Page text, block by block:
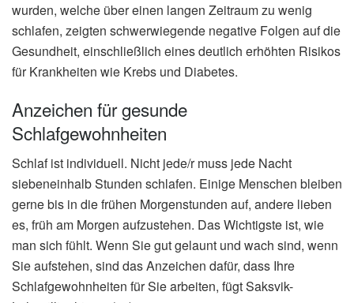
wurden, welche über einen langen Zeitraum zu wenig
schlafen, zeigten schwerwiegende negative Folgen auf die
Gesundheit, einschließlich eines deutlich erhöhten Risikos
für Krankheiten wie Krebs und Diabetes.
Anzeichen für gesunde
Schlafgewohnheiten
Schlaf ist individuell. Nicht jede/r muss jede Nacht
siebeneinhalb Stunden schlafen. Einige Menschen bleiben
gerne bis in die frühen Morgenstunden auf, andere lieben
es, früh am Morgen aufzustehen. Das Wichtigste ist, wie
man sich fühlt. Wenn Sie gut gelaunt und wach sind, wenn
Sie aufstehen, sind das Anzeichen dafür, dass Ihre
Schlafgewohnheiten für Sie arbeiten, fügt Saksvik-